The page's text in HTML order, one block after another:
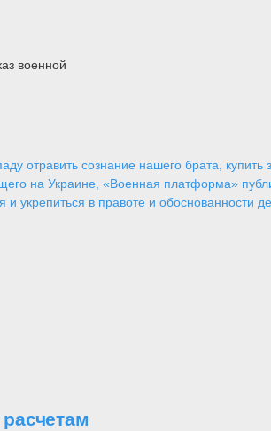
военной
отравить сознание нашего брата,
на Украине, «Военная платформа»
укрепиться в правоте и обоснованности